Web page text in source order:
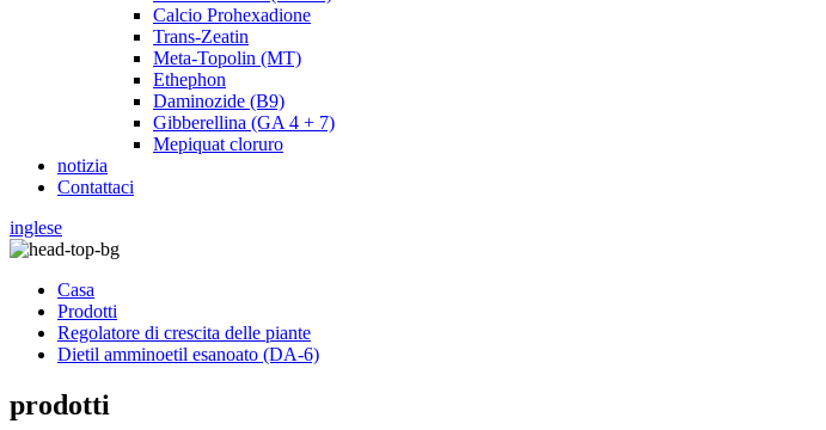
Calcio Prohexadione
Trans-Zeatin
Meta-Topolin (MT)
Ethephon
Daminozide (B9)
Gibberellina (GA 4 + 7)
Mepiquat cloruro
notizia
Contattaci
inglese
Casa
Prodotti
Regolatore di crescita delle piante
Dietil amminoetil esanoato (DA-6)
prodotti